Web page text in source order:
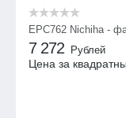
EPC762 Nichiha -
7 272 Рублей
Цена за